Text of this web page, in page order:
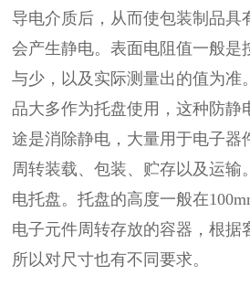
导电介质后，从而使包装制品具
会产生静电。表面电阻值一般是
与少，以及实际测量出的值为准
品大多作为托盘使用，这种防静
途是消除静电，大量用于电子器
周转装载、包装、贮存以及运输
电托盘。托盘的高度一般在
电子元件周转存放的容器，根据
所以对尺寸也有不同要求。